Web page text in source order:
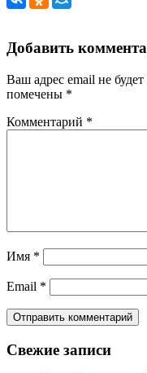
Добавить
Ваш адрес email не
помечены *
Комментарий *
Имя *
Email *
Свежие записи